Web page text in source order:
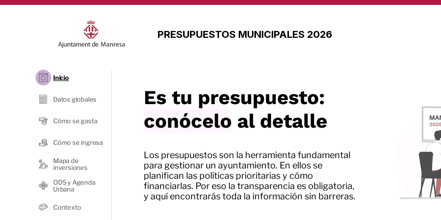
PRESUPUESTOS MUNICIPALES 2026
Inicio
Datos globales
Cómo se gasta
Cómo se ingresa
Mapa de
inversiones
ODS y Agenda
Urbana
Contexto
Es tu presupuesto:
conócelo al detalle
Los presupuestos son la herramienta fundamental
para gestionar un ayuntamiento. En ellos se
planifican las políticas prioritarias y cómo
financiarlas. Por eso la transparencia es obligatoria,
y aquí encontrarás toda la información sin barreras.